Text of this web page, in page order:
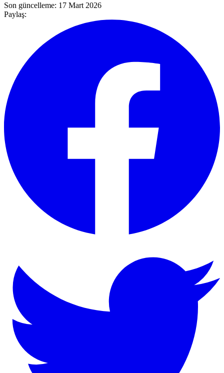
Son güncelleme: 17 Mart 2026
Paylaş: